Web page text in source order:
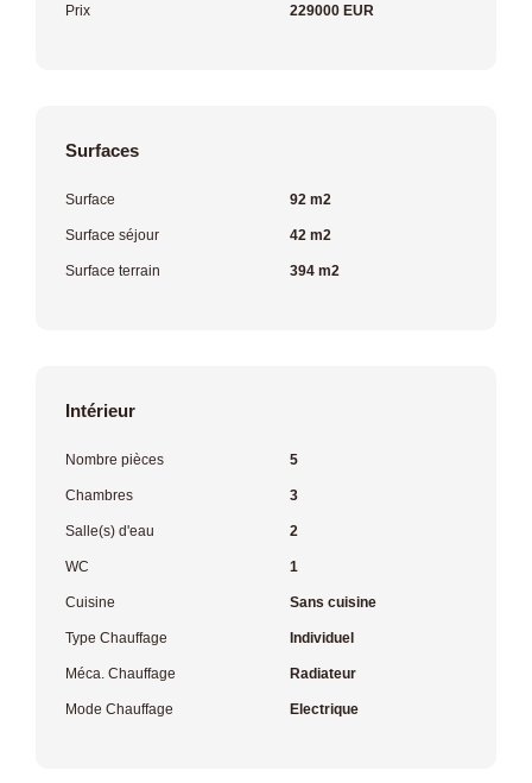
Prix 229000 EUR
Surfaces
Surface 92 m2
Surface séjour 42 m2
Surface terrain 394 m2
Intérieur
Nombre pièces 5
Chambres 3
Salle(s) d'eau 2
WC 1
Cuisine Sans cuisine
Type Chauffage Individuel
Méca. Chauffage Radiateur
Mode Chauffage Electrique